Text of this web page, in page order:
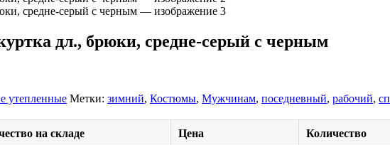
дл., брюки, средне-серый с черным
утепленные Метки: зимний, Костюмы, Мужчинам, поседневный, рабочий,
на складе Цена Количество